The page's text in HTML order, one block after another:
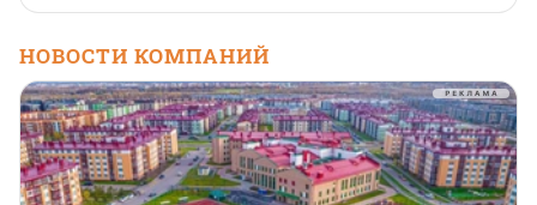
НОВОСТИ КОМПАНИЙ